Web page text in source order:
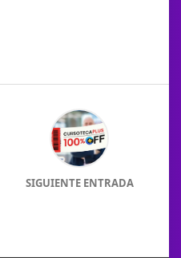
SIGUIENTE ENTRADA